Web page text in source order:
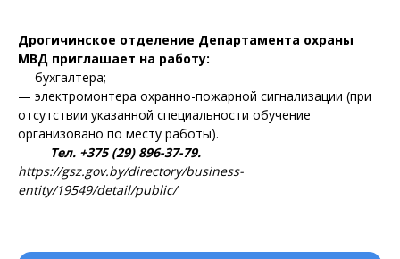
Дрогичинское отделение Департамента охраны
МВД приглашает на работу:
— бухгалтера;
— электромонтера охранно-пожарной сигнализации (при
отсутствии указанной специальности обучение
организовано по месту работы).
Тел. +375 (29) 896-37-79.
https://gsz.gov.by/directory/business-
entity/19549/detail/public/